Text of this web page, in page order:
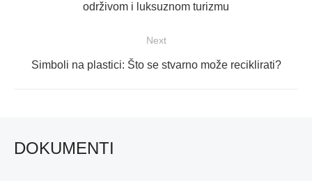
održivom i luksuznom turizmu
Next
Next
Simboli na plastici: Što se stvarno može reciklirati?
DOKUMENTI